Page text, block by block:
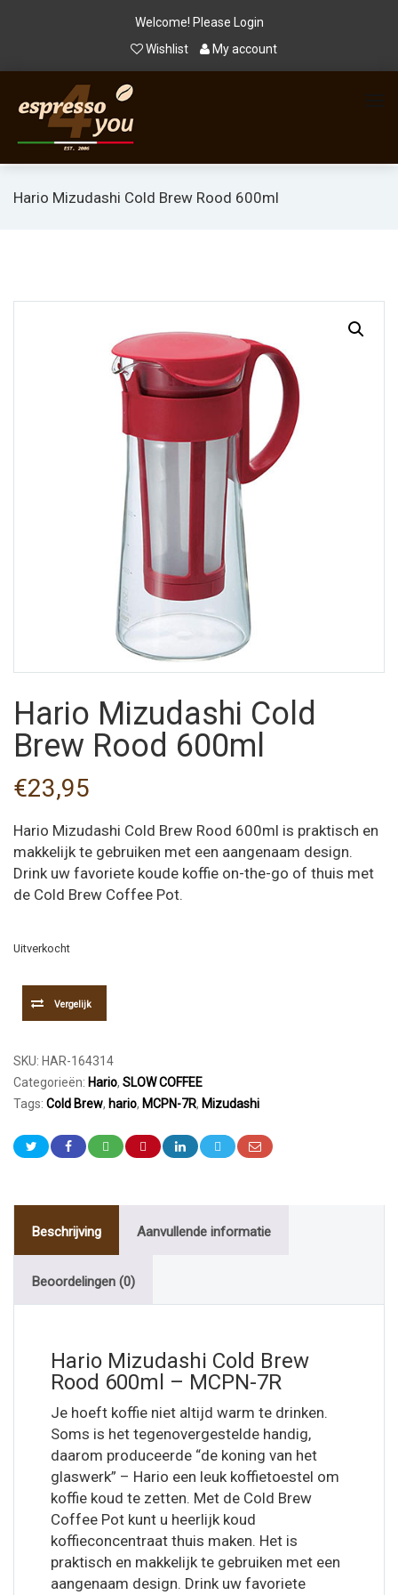
Welcome! Please
Login
Wishlist
My account
Hario Mizudashi Cold Brew Rood 600ml
Hario Mizudashi Cold
Brew Rood 600ml
€23,95
Hario Mizudashi Cold Brew Rood 600ml is praktisch en
makkelijk te gebruiken met een aangenaam design.
Drink uw favoriete koude koffie on-the-go of thuis met
de Cold Brew Coffee Pot.
Uitverkocht
Vergelijk
SKU: HAR-164314
Categorieën: Hario, SLOW COFFEE
Tags: Cold Brew, hario, MCPN-7R, Mizudashi
Beschrijving Aanvullende informatie
Beoordelingen (0)
Hario Mizudashi Cold Brew
Rood 600ml – MCPN-7R
Je hoeft koffie niet altijd warm te drinken.
Soms is het tegenovergestelde handig,
daarom produceerde “de koning van het
glaswerk” – Hario een leuk koffietoestel om
koffie koud te zetten. Met de Cold Brew
Coffee Pot kunt u heerlijk koud
koffieconcentraat thuis maken. Het is
praktisch en makkelijk te gebruiken met een
aangenaam design. Drink uw favoriete